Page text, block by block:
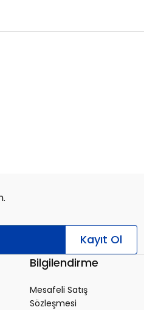
Kayıt Ol
Bilgilendirme
Mesafeli Satış
Sözleşmesi